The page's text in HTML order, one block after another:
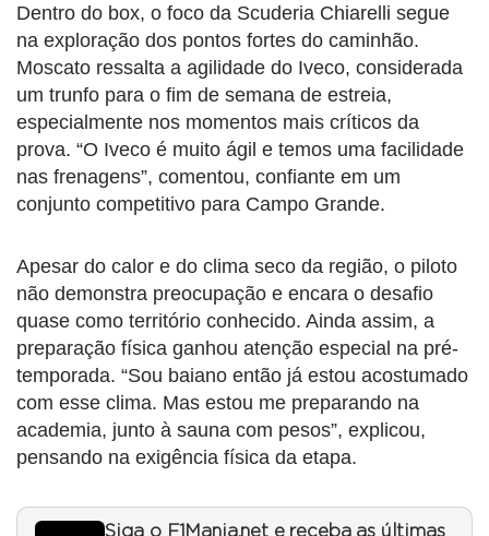
Dentro do box, o foco da Scuderia Chiarelli segue
na exploração dos pontos fortes do caminhão.
Moscato ressalta a agilidade do Iveco, considerada
um trunfo para o fim de semana de estreia,
especialmente nos momentos mais críticos da
prova. “O Iveco é muito ágil e temos uma facilidade
nas frenagens”, comentou, confiante em um
conjunto competitivo para Campo Grande.
Apesar do calor e do clima seco da região, o piloto
não demonstra preocupação e encara o desafio
quase como território conhecido. Ainda assim, a
preparação física ganhou atenção especial na pré-
temporada. “Sou baiano então já estou acostumado
com esse clima. Mas estou me preparando na
academia, junto à sauna com pesos”, explicou,
pensando na exigência física da etapa.
Siga o F1Mania.net e receba as últimas